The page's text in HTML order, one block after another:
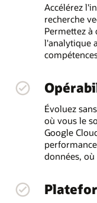
Accélérez
recherche
Permettez à
l'analytique
Évoluez
où vous le
Google
données,